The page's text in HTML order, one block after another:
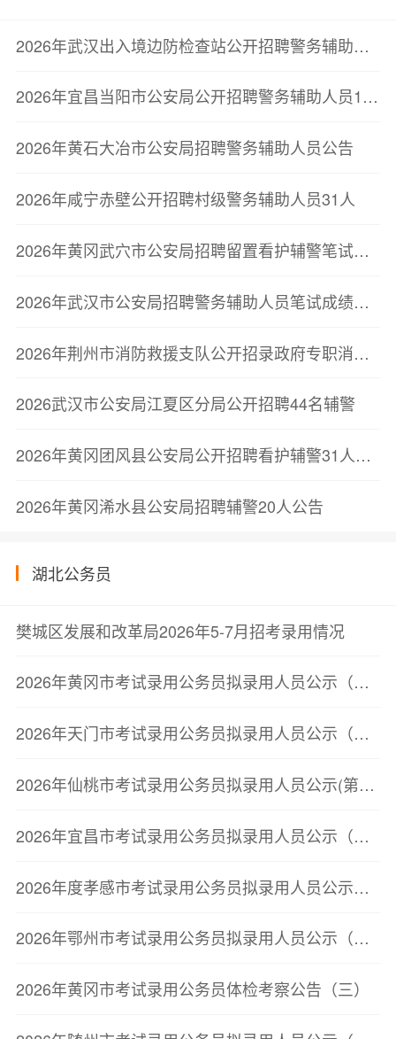
2026年武汉出入境边防检查站公开招聘警务辅助人员25人公告
2026年宜昌当阳市公安局公开招聘警务辅助人员19人公告
2026年黄石大冶市公安局招聘警务辅助人员公告
2026年咸宁赤壁公开招聘村级警务辅助人员31人
2026年黄冈武穴市公安局招聘留置看护辅警笔试成绩查询及面试通知
2026年武汉市公安局招聘警务辅助人员笔试成绩查询和资格复审有关事项公告
2026年荆州市消防救援支队公开招录政府专职消防队员和消防文员79人公告(第二批)
2026武汉市公安局江夏区分局公开招聘44名辅警
2026年黄冈团风县公安局公开招聘看护辅警31人公告
2026年黄冈浠水县公安局招聘辅警20人公告
湖北公务员
樊城区发展和改革局2026年5-7月招考录用情况
2026年黄冈市考试录用公务员拟录用人员公示（第三批）
2026年天门市考试录用公务员拟录用人员公示（第二批）
2026年仙桃市考试录用公务员拟录用人员公示(第二批)
2026年宜昌市考试录用公务员拟录用人员公示（第二批）
2026年度孝感市考试录用公务员拟录用人员公示（第二批）
2026年鄂州市考试录用公务员拟录用人员公示（第三批）
2026年黄冈市考试录用公务员体检考察公告（三）